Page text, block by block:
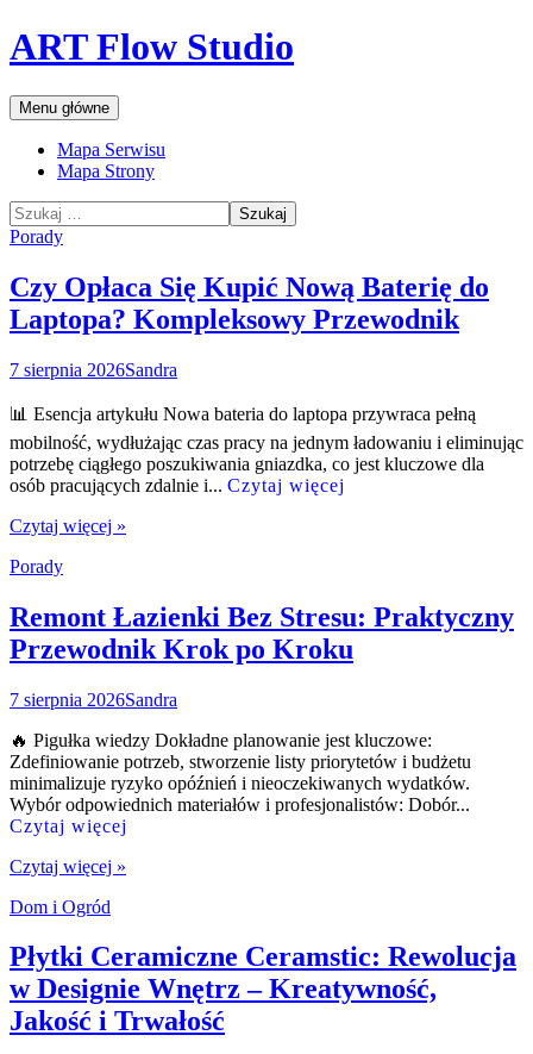
Przejdź
do
ART Flow Studio
Szukaj
Menu główne
Mapa Serwisu
Mapa Strony
Szukaj:
Porady
Czy Opłaca Się Kupić Nową Baterię do
Laptopa? Kompleksowy Przewodnik
7 sierpnia 2026Sandra
📊 Esencja artykułu Nowa bateria do laptopa przywraca pełną
mobilność, wydłużając czas pracy na jednym ładowaniu i eliminując
potrzebę ciągłego poszukiwania gniazdka, co jest kluczowe dla
osób pracujących zdalnie i... Czytaj więcej
Czytaj więcej »
Porady
Remont Łazienki Bez Stresu: Praktyczny
Przewodnik Krok po Kroku
7 sierpnia 2026Sandra
🔥 Pigułka wiedzy Dokładne planowanie jest kluczowe:
Zdefiniowanie potrzeb, stworzenie listy priorytetów i budżetu
minimalizuje ryzyko opóźnień i nieoczekiwanych wydatków.
Wybór odpowiednich materiałów i profesjonalistów: Dobór...
Czytaj więcej
Czytaj więcej »
Dom i Ogród
Płytki Ceramiczne Ceramstic: Rewolucja
w Designie Wnętrz – Kreatywność,
Jakość i Trwałość